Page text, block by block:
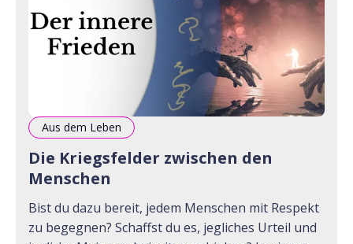
Aus dem Leben
Die Kriegsfelder zwischen den
Menschen
Bist du dazu bereit, jedem Menschen mit Respekt
zu begegnen? Schaffst du es, jegliches Urteil und